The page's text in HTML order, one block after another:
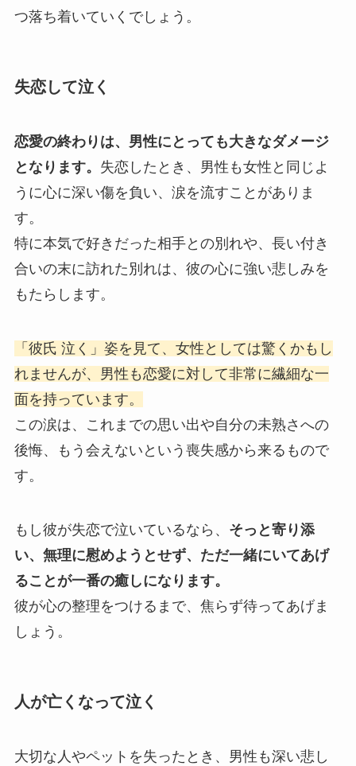
つ落ち着いていくでしょう。
失恋して泣く
恋愛の終わりは、男性にとっても大きなダメージ
となります。 失恋したとき、男性も女性と同じよ
うに心に深い傷を負い、涙を流すことがありま
す。
特に本気で好きだった相手との別れや、長い付き
合いの末に訪れた別れは、彼の心に強い悲しみを
もたらします。
「彼氏 泣く」姿を見て、女性としては驚くかもし
れませんが、男性も恋愛に対して非常に繊細な一
面を持っています。
この涙は、これまでの思い出や自分の未熟さへの
後悔、もう会えないという喪失感から来るもので
す。
もし彼が失恋で泣いているなら、 そっと寄り添
い、無理に慰めようとせず、ただ一緒にいてあげ
ることが一番の癒しになります。
彼が心の整理をつけるまで、焦らず待ってあげま
しょう。
人が亡くなって泣く
大切な人やペットを失ったとき、男性も深い悲し